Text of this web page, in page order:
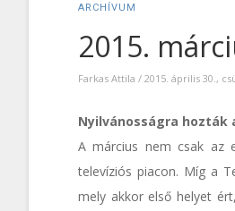
ARCHÍVUM
2015.
Farkas Attila / 2015. április 30.,
Nyilvánosságra hozták
A március nem csak az
televíziós piacon. Míg a
mely akkor első helyet